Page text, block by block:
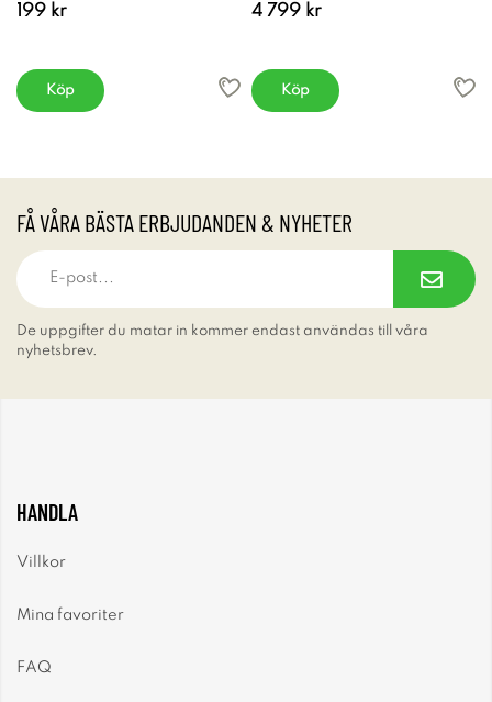
199 kr
Köp
4 799 kr
Köp
FÅ VÅRA BÄSTA ERBJUDANDEN & NYHETER
De uppgifter du matar in kommer endast användas till våra
nyhetsbrev.
HANDLA
Villkor
Mina favoriter
FAQ